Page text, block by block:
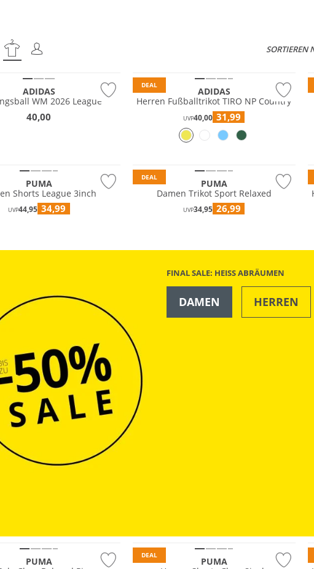
SORTIEREN
ADIDAS
WM 2026 League
40,00
DEAL
ADIDAS
Herren Fußballtrikot TIRO NP Country
UVP40,00 31,99
PUMA
Shorts League 3inch
UVP44,95 34,99
DEAL
PUMA
Damen Trikot Sport Relaxed
UVP34,95 26,99
FINAL SALE: HEISS ABRÄUMEN
DAMEN HERREN
PUMA
DEAL
PUMA